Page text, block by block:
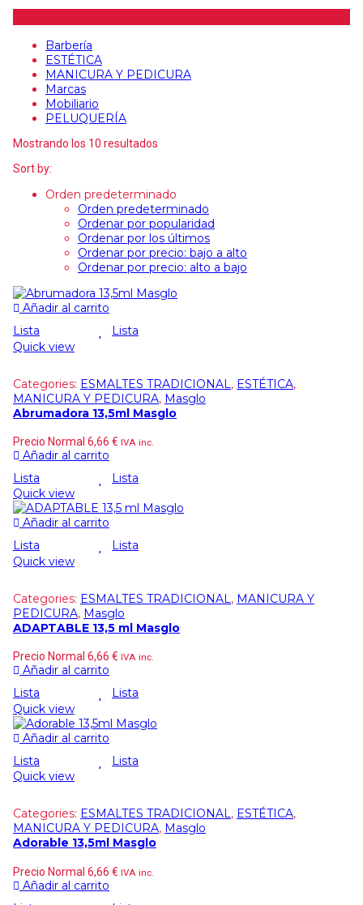
Barbería
ESTÉTICA
MANICURA Y PEDICURA
Marcas
Mobiliario
PELUQUERÍA
Mostrando los 10 resultados
Sort by:
Orden predeterminado
Orden predeterminado
Ordenar por popularidad
Ordenar por los últimos
Ordenar por precio: bajo a alto
Ordenar por precio: alto a bajo
Añadir al carrito
Lista
Lista
Quick view
Categories: ESMALTES TRADICIONAL , ESTÉTICA,
MANICURA Y PEDICURA, Masglo
Abrumadora 13,5ml Masglo
Precio Normal 6,66 € IVA inc.
Añadir al carrito
Lista
Lista
Quick view
Añadir al carrito
Lista
Lista
Quick view
Categories: ESMALTES TRADICIONAL, MANICURA Y
PEDICURA, Masglo
ADAPTABLE 13,5 ml Masglo
Precio Normal 6,66 € IVA inc.
Añadir al carrito
Lista
Lista
Quick view
Añadir al carrito
Lista
Lista
Quick view
Categories: ESMALTES TRADICIONAL, ESTÉTICA,
MANICURA Y PEDICURA, Masglo
Adorable 13,5ml Masglo
Precio Normal 6,66 € IVA inc.
Añadir al carrito